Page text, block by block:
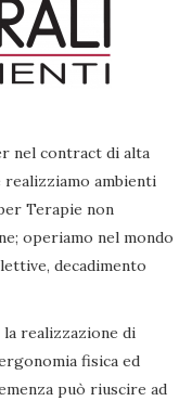
nel contract di alta
ambienti
Terapie non
operiamo nel mondo
decadimento
la realizzazione di
fisica ed
può riuscire ad